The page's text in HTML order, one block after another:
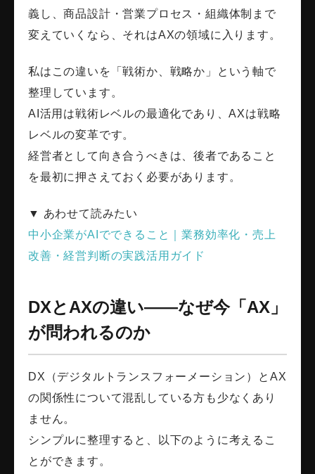
義し、商品設計・営業プロセス・組織体制まで
変えていくなら、それはAXの領域に入ります。
私はこの違いを「戦術か、戦略か」という軸で
整理しています。
AI活用は戦術レベルの最適化であり、AXは戦略
レベルの変革です。
経営者として向き合うべきは、後者であること
を最初に押さえておく必要があります。
▼ あわせて読みたい
中小企業がAIでできること｜業務効率化・売上
改善・経営判断の実践活用ガイド
DXとAXの違い――なぜ今「AX」
が問われるのか
DX（デジタルトランスフォーメーション）とAX
の関係性について混乱している方も少なくあり
ません。
シンプルに整理すると、以下のように考えるこ
とができます。